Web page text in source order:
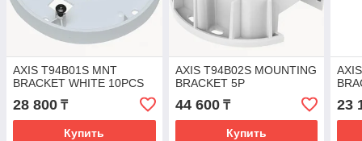
AXIS T94B01S MNT
BRACKET WHITE 10PCS
28 800 ₸
Купить
AXIS T94B02S MOUNTING
BRACKET 5P
44 600₸
Купить
23